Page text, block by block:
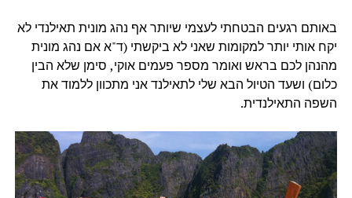
באותם רגעים הבטחתי לעצמי שיותר אף נהג מונית תאילנדי לא
יקח אותי יותר למקומות שאני לא ביקשתי (ד"א אם נהג מונית
מהנהן לכם בראש ואומר מספר פעמים אוקי, סימן שלא הבין
כלום) ושעד הטיול הבא שלי לתאילנד אני מתכוון ללמוד את
השפה התאילנדית.